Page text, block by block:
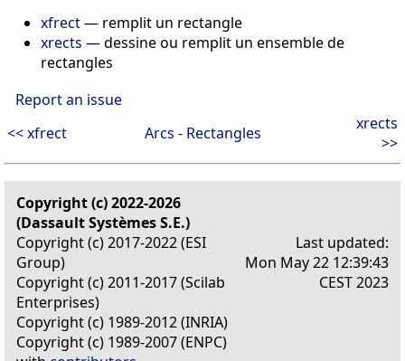
xfrect— remplit un rectangle
xrects — dessine ou remplit un ensemble de
rectangles
Report an issue
<< xfrect
Arcs - Rectangles
xrects
>>
Copyright (c) 2022-2026
(Dassault Systèmes S.E.)
Copyright (c) 2017-2022 (ESI
Group)
Copyright (c) 2011-2017 (Scilab
Enterprises)
Copyright (c) 1989-2012 (INRIA)
Copyright (c) 1989-2007 (ENPC)
Last updated:
Mon May 22 12:39:43
CEST 2023